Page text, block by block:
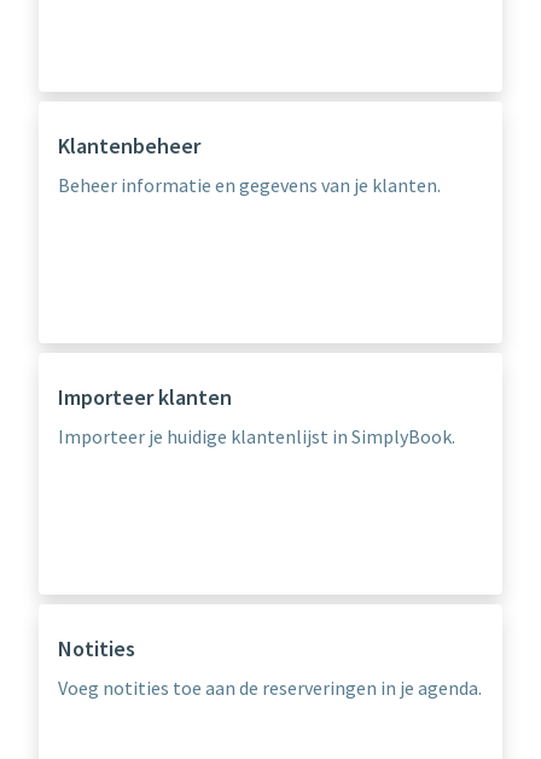
Klantenbeheer
Beheer informatie en gegevens van je klanten.
Importeer klanten
Importeer je huidige klantenlijst in SimplyBook.
Notities
Voeg notities toe aan de reserveringen in je agenda.